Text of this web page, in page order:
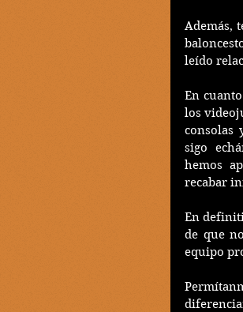
Además,
leído
En
los
consolas
sigo
hemos
recabar
En
de que
equipo